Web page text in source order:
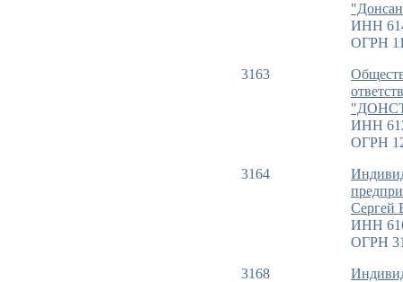
ИНН
ОГРН
3163
ИНН
ОГРН
3164
Сергей
ИНН
ОГРН
3168